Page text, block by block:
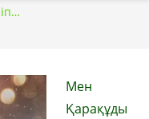
Мен
Қарақұды